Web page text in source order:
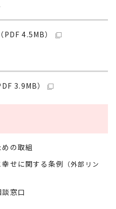
4.5MB）
3.9MB）
の取組
せに関する条例 （外部リン
窓口